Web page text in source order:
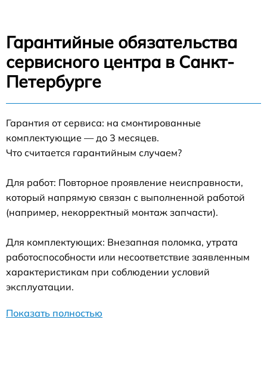
Гарантийные обязательства
сервисного центра в Санкт-
Петербурге
Гарантия от сервиса: на смонтированные
комплектующие — до 3 месяцев.
Что считается гарантийным случаем?
Для работ: Повторное проявление неисправности,
который напрямую связан с выполненной работой
(например, некорректный монтаж запчасти).
Для комплектующих: Внезапная поломка, утрата
работоспособности или несоответствие заявленным
характеристикам при соблюдении условий
эксплуатации.
Показать полностью